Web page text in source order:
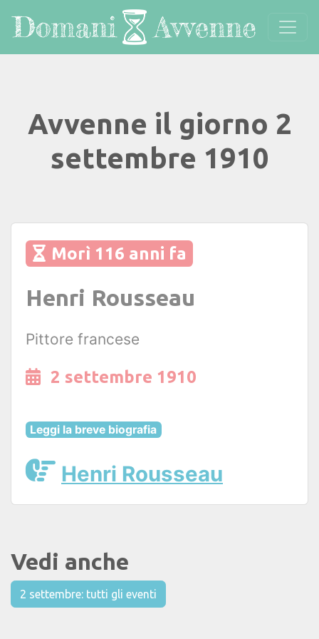
Avvenne il giorno 2
settembre 1910
Morì 116 anni fa
Henri Rousseau
Pittore francese
2 settembre 1910
Leggi la breve biografia
Henri Rousseau
Vedi anche
2 settembre: tutti gli eventi